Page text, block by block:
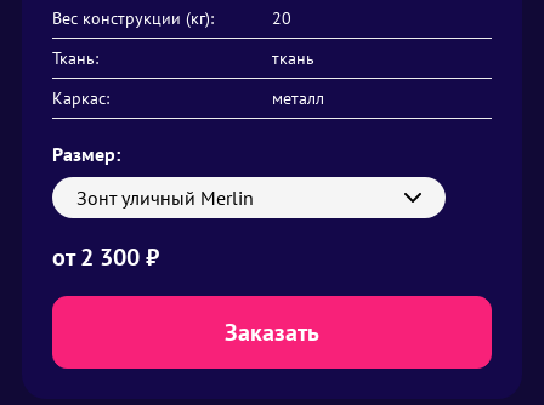
Вес конструкции (кг):
20
Ткань:
ткань
Каркас:
металл
Размер:
Зонт уличный Merlin
от2 300 ₽
Заказать